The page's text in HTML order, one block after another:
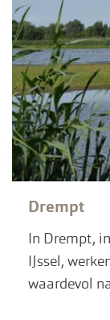
Drempt
In Drempt,
IJssel,
waardevol